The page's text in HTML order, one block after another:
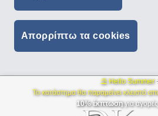
Απορρίπτω τα cookies
⛱ Hello Summer
Το κατάστημα θα παραμείνει κλειστό
10% έκπτωσηγια